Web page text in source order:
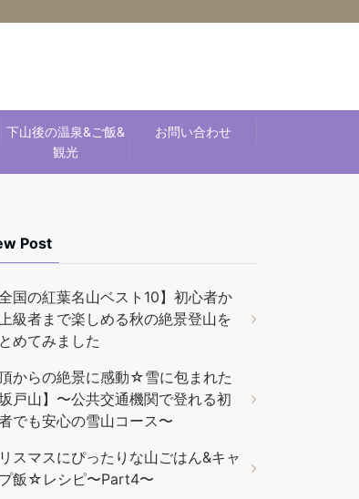
下山後の温泉&ご飯&
観光
お問い合わせ
Post
全国の紅葉名山ベスト10】初心者か
級者まで楽しめる秋の絶景登山を
めてみました
からの絶景に感動☆雪に包まれた
坂戸山】〜公共交通機関で登れる初
でも安心の雪山コース〜
スマスにぴったりな山ごはん&キャ
飯☆レシピ〜Part4〜